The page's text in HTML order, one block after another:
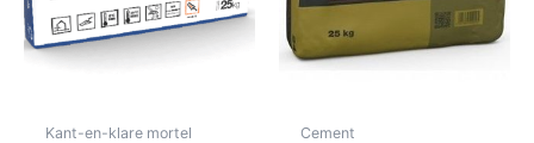
Kant-en-klare mortel Cement